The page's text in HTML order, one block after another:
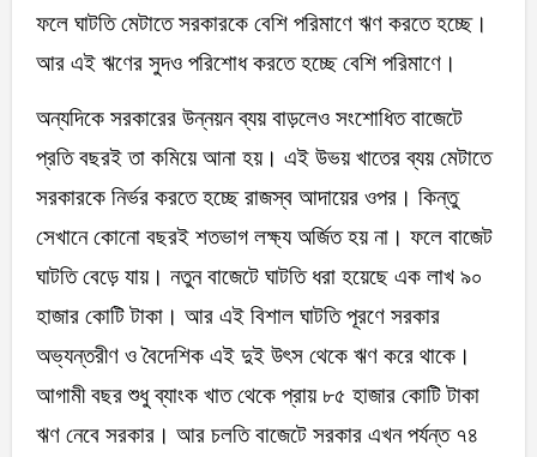
ফলে ঘাটতি মেটাতে সরকারকে বেশি পরিমাণে ঋণ করতে হচ্ছে।
আর এই ঋণের সুদও পরিশোধ করতে হচ্ছে বেশি পরিমাণে।
অন্যদিকে সরকারের উন্নয়ন ব্যয় বাড়লেও সংশোধিত বাজেটে
প্রতি বছরই তা কমিয়ে আনা হয়। এই উভয় খাতের ব্যয় মেটাতে
সরকারকে নির্ভর করতে হচ্ছে রাজস্ব আদায়ের ওপর। কিন্তু
সেখানে কোনো বছরই শতভাগ লক্ষ্য অর্জিত হয় না। ফলে বাজেট
ঘাটতি বেড়ে যায়। নতুন বাজেটে ঘাটতি ধরা হয়েছে এক লাখ ৯০
হাজার কোটি টাকা। আর এই বিশাল ঘাটতি পূরণে সরকার
অভ্যন্তরীণ ও বৈদেশিক এই দুই উৎস থেকে ঋণ করে থাকে।
আগামী বছর শুধু ব্যাংক খাত থেকে প্রায় ৮৫ হাজার কোটি টাকা
ঋণ নেবে সরকার। আর চলতি বাজেটে সরকার এখন পর্যন্ত ৭৪